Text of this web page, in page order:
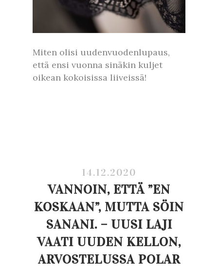
Miten olisi uudenvuodenlupaus,
että ensi vuonna sinäkin kuljet
oikean kokoisissa liiveissä!
14.12.2020
VANNOIN, ETTÄ ”EN
KOSKAAN”, MUTTA SÖIN
SANANI. – UUSI LAJI
VAATI UUDEN KELLON,
ARVOSTELUSSA POLAR